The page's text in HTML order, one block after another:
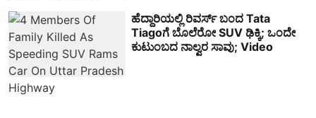
ಹೆದ್ದಾರಿಯಲ್ಲಿ ರಿವರ್ಸ್ ಬಂದ Tata
Tiagoಗೆ ಬೊಲೆರೋ SUV ಢಿಕ್ಕಿ; ಒಂದೇ
ಕುಟುಂಬದ ನಾಲ್ವರ ಸಾವು; Video